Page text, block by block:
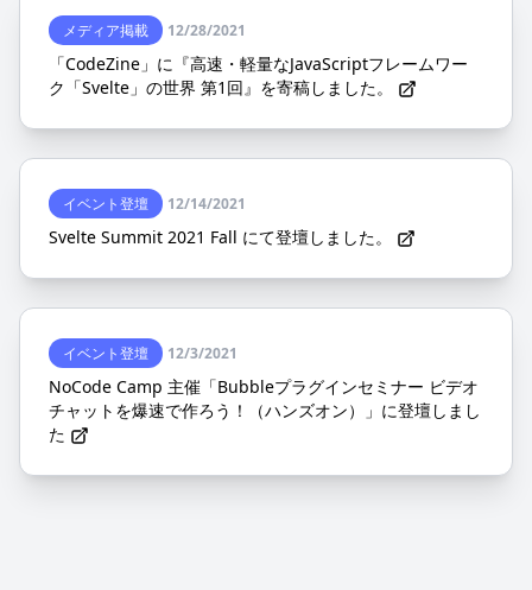
メディア掲載 12/28/2021
「CodeZine」に『高速・軽量なJavaScriptフレームワー
ク「Svelte」の世界 第1回』を寄稿しました。
イベント登壇 12/14/2021
Svelte Summit 2021 Fall にて登壇しました。
イベント登壇 12/3/2021
NoCode Camp 主催「Bubbleプラグインセミナー ビデオ
チャットを爆速で作ろう！（ハンズオン）」に登壇しまし
た